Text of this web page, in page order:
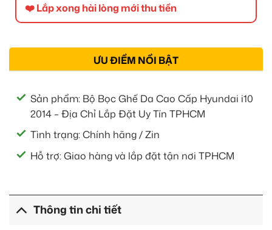
❤️ Lắp xong hài lòng mới thu tiền
ƯU ĐIỂM NỔI BẬT
Sản phẩm: Bộ Bọc Ghế Da Cao Cấp Hyundai i10
2014 – Địa Chỉ Lắp Đặt Uy Tín TPHCM
Tình trạng: Chính hãng / Zin
Hỗ trợ: Giao hàng và lắp đặt tận nơi TPHCM
Thông tin chi tiết